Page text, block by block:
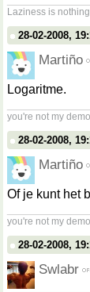
Laziness is
28-02-2008,
Martiño
Logaritme.
you're not my
28-02-2008,
Martiño
Of je kunt het
you're not my
28-02-2008,
Swlabr